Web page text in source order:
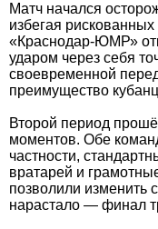
Матч начался
избегая
«Краснодар-ЮМР»
ударом через себя
своевременной
преимущество
Второй период
моментов. Обе
частности,
вратарей и
позволили изменить
нарастало — финал